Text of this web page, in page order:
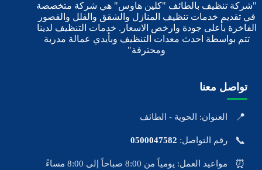
"شركة تنظيف بالطائف "كلين هاوس" هي شركة متخصصة
في تقديم خدمات تنظيف المنازل والشقق والفلل والقصور
الفاخرة بأعلى جودة وارخص الاسعار. خدمات التنظيف لدينا
تتم بواسطة احدث معدات التنظيف وبأيدي عمالة مدربة
ومحترفة"
تواصل معنا
📍 العنوان: الحوية - الطائف
📞 رقم التواصل: 0500047582
⏰ مواعيد العمل: يومياً من 8:00 صباحاً إلى 8:00 مساءً